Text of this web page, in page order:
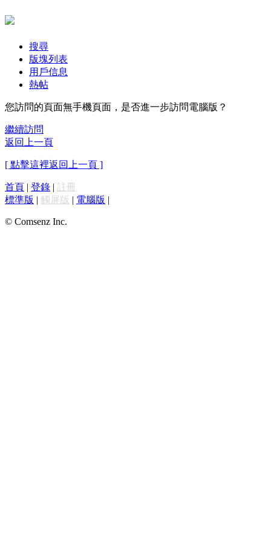
搜尋
版塊列表
用戶信息
熱帖
您訪問的頁面無手機頁面，是否進一步訪問電腦版？
繼續訪問
返回上一頁
[ 點擊這裡返回上一頁 ]
首頁 | 登錄 | 註冊
標準版 | 觸屏版 | 電腦版 |
© Comsenz Inc.